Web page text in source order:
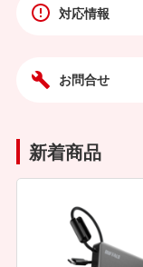
対応情報
お問合せ
新着商品